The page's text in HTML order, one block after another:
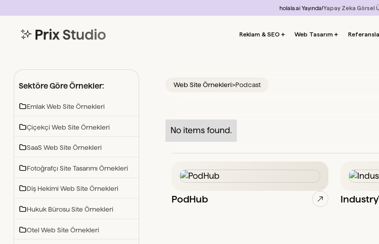
holala.ai Yayında!Yapay Zeka Görsel
Reklam & SEO ＋ Web Tasarım ＋
Sektöre Göre Örnekler:
Emlak Web Site Örnekleri
Çiçekçi Web Site Örnekleri
SaaS Web Site Örnekleri
Fotoğrafçı Site Tasarımı Örnekleri
Diş Hekimi Web Site Örnekleri
Hukuk Bürosu Site Örnekleri
Otel Web Site Örnekleri
Web Site Örnekleri>Podcast
No items found.
PodHub